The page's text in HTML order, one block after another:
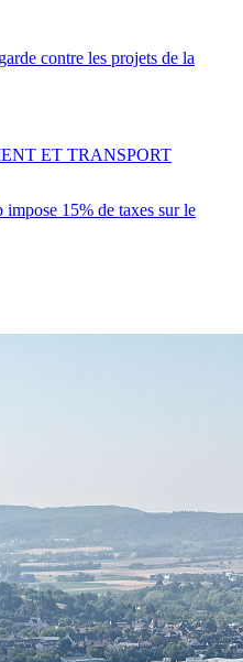
contre les projets de la
impose 15% de taxes sur le
ET TRANSPORT